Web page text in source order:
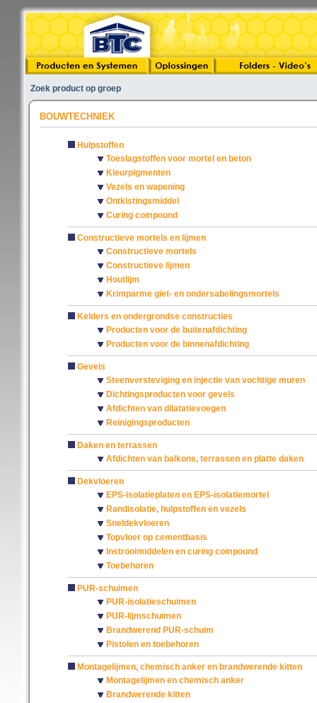
Zoek product op groep
BOUWTECHNIEK
Hulpstoffen
Toeslagstoffen voor mortel en beton
Kleurpigmenten
Vezels en wapening
Ontkistingsmiddel
Curing compound
Constructieve mortels en lijmen
Constructieve mortels
Constructieve lijmen
Houtlijm
Krimparme giet- en ondersabelingsmortels
Kelders en ondergrondse constructies
Producten voor de buitenafdichting
Producten voor de binnenafdichting
Gevels
Steenversteviging en injectie van vochtige muren
Dichtingsproducten voor gevels
Afdichten van dilatatievoegen
Reinigingsproducten
Daken en terrassen
Afdichten van balkons, terrassen en platte daken
Dekvloeren
EPS-isolatieplaten en EPS-isolatiemortel
Randisolatie, hulpstoffen en vezels
Sneldekvloeren
Topvloer op cementbasis
Instrooimiddelen en curing compound
Toebehoren
PUR-schuimen
PUR-isolatieschuimen
PUR-lijmschuimen
Brandwerend PUR-schuim
Pistolen en toebehoren
Montagelijmen, chemisch anker en brandwerende kitten
Montagelijmen en chemisch anker
Brandwerende kitten